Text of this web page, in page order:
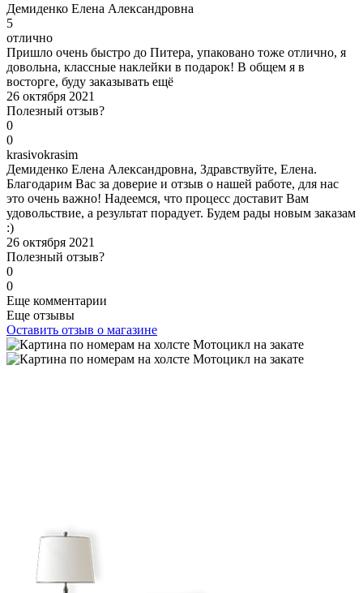
Демиденко Елена Александровна
5
отлично
Пришло очень быстро до Питера, упаковано тоже отлично, я
довольна, классные наклейки в подарок! В общем я в
восторге, буду заказывать ещё
26 октября 2021
Полезный отзыв?
0
0
krasivokrasim
Демиденко Елена Александровна, Здравствуйте, Елена.
Благодарим Вас за доверие и отзыв о нашей работе, для нас
это очень важно! Надеемся, что процесс доставит Вам
удовольствие, а результат порадует. Будем рады новым заказам
:)
26 октября 2021
Полезный отзыв?
0
0
Еще комментарии
Еще отзывы
Оставить отзыв о магазине